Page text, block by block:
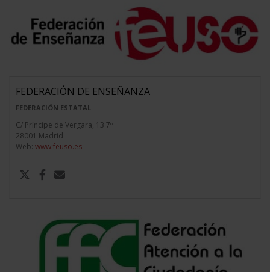
FEDERACIÓN DE ENSEÑANZA
FEDERACIÓN ESTATAL
C/ Príncipe de Vergara, 13 7º
28001 Madrid
Web: www.feuso.es